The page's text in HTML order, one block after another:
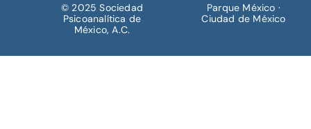
© 2025 Sociedad
Psicoanalítica de
México, A.C.
Parque México ·
Ciudad de México